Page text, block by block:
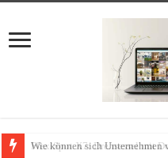
FlexiSpot X7: Drehsessel mit
Wie können sich Unternehmen